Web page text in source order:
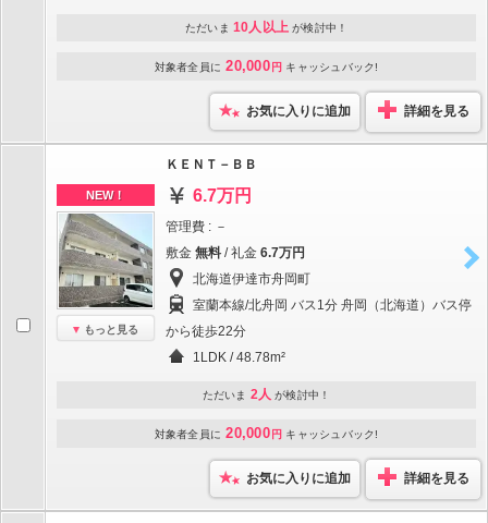
ただいま 10人以上 が検討中！
対象者全員に 20,000 円 キャッシュバック!
お気に入りに追加 詳細を見る
NEW！
もっと見る
ＫＥＮＴ－ＢＢ
6.7万円
管理費 : －
敷金 無料 / 礼金 6.7万円
北海道伊達市舟岡町
室蘭本線/北舟岡 バス1分 舟岡（北海道）バス停
から徒歩22分
1LDK / 48.78m²
ただいま 2人 が検討中！
対象者全員に 20,000 円 キャッシュバック!
お気に入りに追加 詳細を見る